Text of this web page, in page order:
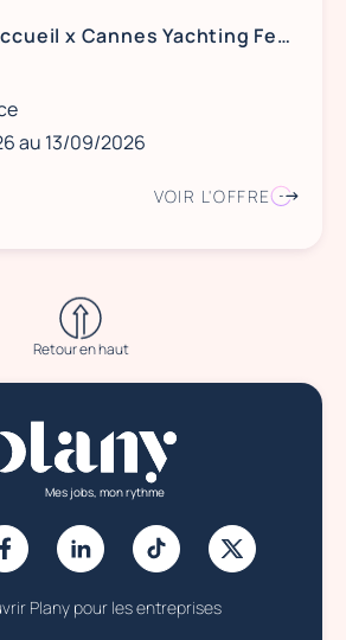
Hôtes.ses d'accueil x Cannes Yachting Festival - 8 au 13 septembre 2026 - Cannes
au 13/09/2026
VOIR L'OFFRE
Retour en haut
Mes jobs, mon rythme
Plany pour les entreprises